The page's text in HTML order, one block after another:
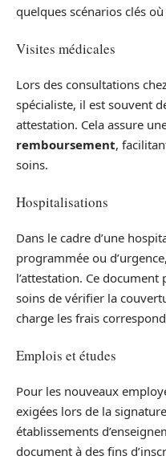
quelques scénarios clés
Visites médicales
Lors des consultations
spécialiste, il est souvent
attestation. Cela assure
remboursement,
soins.
Hospitalisations
Dans le cadre d’une
programmée ou
l’attestation. Ce
soins de vérifier la
charge les frais
Emplois et études
Pour les nouveaux
exigées lors de la
établissements
document à des fins